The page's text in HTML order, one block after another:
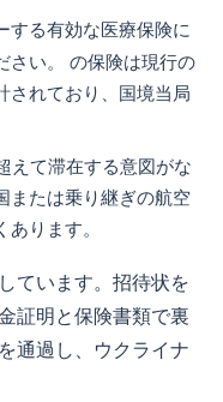
する有効な医療保険に
い。
の保険は現行の
されており、国境当局
えて滞在する意図がな
または乗り継ぎの航空
ります。
ています。招待状を
証明と保険書類で裏
通過し、ウクライナ